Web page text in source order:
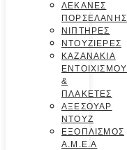
ΛΕΚΑΝΕΣ
ΠΟΡΣΕΛΑΝΗΣ
ΝΙΠΤΗΡΕΣ
ΝΤΟΥΖΙΕΡΕΣ
ΚΑΖΑΝΑΚΙΑ
ΕΝΤΟΙΧΙΣΜΟΥ
&
ΠΛΑΚΕΤΕΣ
ΑΞΕΣΟΥΑΡ
ΝΤΟΥΖ
ΕΞΟΠΛΙΣΜΟΣ
Α.Μ.Ε.Α